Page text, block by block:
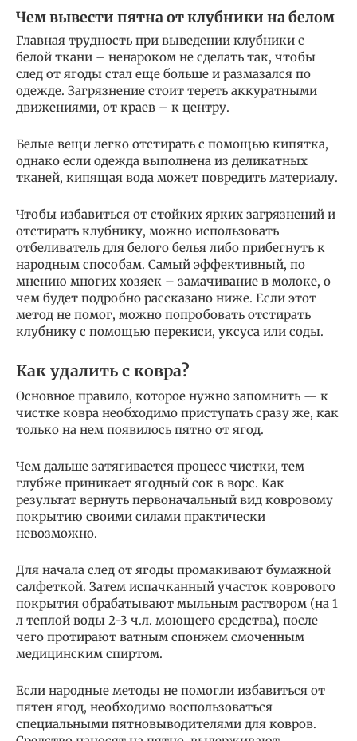
Чем вывести пятна от клубники на белом
Главная трудность при выведении клубники с
белой ткани – ненароком не сделать так, чтобы
след от ягоды стал еще больше и размазался по
одежде. Загрязнение стоит тереть аккуратными
движениями, от краев – к центру.
Белые вещи легко отстирать с помощью кипятка,
однако если одежда выполнена из деликатных
тканей, кипящая вода может повредить материалу.
Чтобы избавиться от стойких ярких загрязнений и
отстирать клубнику, можно использовать
отбеливатель для белого белья либо прибегнуть к
народным способам. Самый эффективный, по
мнению многих хозяек – замачивание в молоке, о
чем будет подробно рассказано ниже. Если этот
метод не помог, можно попробовать отстирать
клубнику с помощью перекиси, уксуса или соды.
Как удалить с ковра?
Основное правило, которое нужно запомнить — к
чистке ковра необходимо приступать сразу же, как
только на нем появилось пятно от ягод.
Чем дальше затягивается процесс чистки, тем
глубже приникает ягодный сок в ворс. Как
результат вернуть первоначальный вид ковровому
покрытию своими силами практически
невозможно.
Для начала след от ягоды промакивают бумажной
салфеткой. Затем испачканный участок коврового
покрытия обрабатывают мыльным раствором (на 1
л теплой воды 2-3 ч.л. моющего средства), после
чего протирают ватным спонжем смоченным
медицинским спиртом.
Если народные методы не помогли избавиться от
пятен ягод, необходимо воспользоваться
специальными пятновыводителями для ковров.